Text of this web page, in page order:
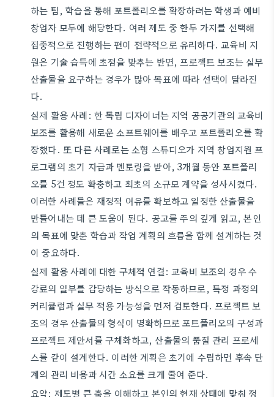
하는 팀, 학습을 통해 포트폴리오를 확장하려는 학생과 예비
창업자 모두에 해당한다. 여러 제도 중 한두 가지를 선택해
집중적으로 진행하는 편이 전략적으로 유리하다. 교육비 지
원은 기술 습득에 초점을 맞추는 반면, 프로젝트 보조는 실무
산출물을 요구하는 경우가 많아 목표에 따라 선택이 달라진
다.
실제 활용 사례: 한 독립 디자이너는 지역 공공기관의 교육비
보조를 활용해 새로운 소프트웨어를 배우고 포트폴리오를 확
장했다. 또 다른 사례로는 소형 스튜디오가 지역 창업지원 프
로그램의 초기 자금과 멘토링을 받아, 3개월 동안 포트폴리
오를 5건 정도 확충하고 최초의 소규모 계약을 성사시켰다.
이러한 사례들은 재정적 여유를 확보하고 일정한 산출물을
만들어내는 데 큰 도움이 된다. 공고를 주의 깊게 읽고, 본인
의 목표에 맞춘 학습과 작업 계획의 흐름을 함께 설계하는 것
이 중요하다.
실제 활용 사례에 대한 구체적 연결: 교육비 보조의 경우 수
강료의 일부를 감당하는 방식으로 작동하므로, 특정 과정의
커리큘럼과 실무 적용 가능성을 먼저 검토한다. 프로젝트 보
조의 경우 산출물의 형식이 명확하므로 포트폴리오의 구성과
프로젝트 제안서를 구체화하고, 산출물의 품질 관리 프로세
스를 같이 설계한다. 이러한 계획은 초기에 수립하면 후속 단
계의 관리 비용과 시간 소요를 크게 줄여 준다.
요약: 제도별 큰 축을 이해하고 본인의 현재 상태에 맞춰 정